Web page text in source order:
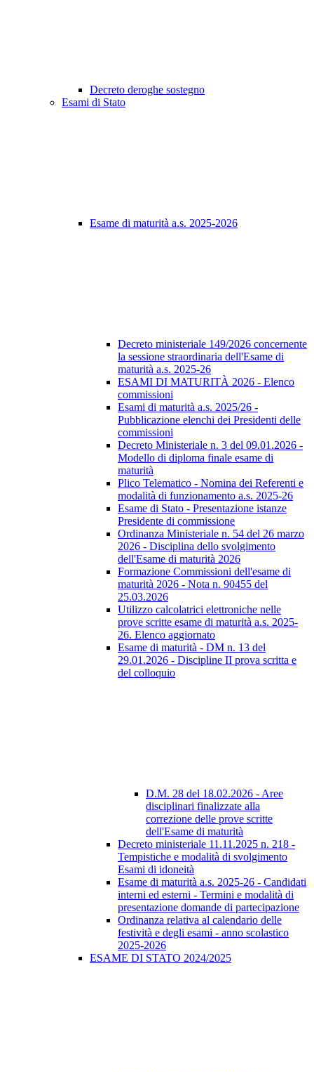
Decreto deroghe sostegno
Esami di Stato
Esame di maturità a.s. 2025-2026
Decreto ministeriale 149/2026 concernente
la sessione straordinaria dell'Esame di
maturità a.s. 2025-26
ESAMI DI MATURITÀ 2026 - Elenco
commissioni
Esami di maturità a.s. 2025/26 -
Pubblicazione elenchi dei Presidenti delle
commissioni
Decreto Ministeriale n. 3 del 09.01.2026 -
Modello di diploma finale esame di
maturità
Plico Telematico - Nomina dei Referenti e
modalità di funzionamento a.s. 2025-26
Esame di Stato - Presentazione istanze
Presidente di commissione
Ordinanza Ministeriale n. 54 del 26 marzo
2026 - Disciplina dello svolgimento
dell'Esame di maturità 2026
Formazione Commissioni dell'esame di
maturità 2026 - Nota n. 90455 del
25.03.2026
Utilizzo calcolatrici elettroniche nelle
prove scritte esame di maturità a.s. 2025-
26. Elenco aggiornato
Esame di maturità - DM n. 13 del
29.01.2026 - Discipline II prova scritta e
del colloquio
D.M. 28 del 18.02.2026 - Aree
disciplinari finalizzate alla
correzione delle prove scritte
dell'Esame di maturità
Decreto ministeriale 11.11.2025 n. 218 -
Tempistiche e modalità di svolgimento
Esami di idoneità
Esame di maturità a.s. 2025-26 - Candidati
interni ed esterni - Termini e modalità di
presentazione domande di partecipazione
Ordinanza relativa al calendario delle
festività e degli esami - anno scolastico
2025-2026
ESAME DI STATO 2024/2025